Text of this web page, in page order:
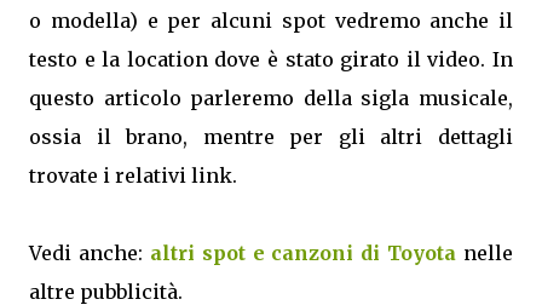
o modella) e per alcuni spot vedremo anche il
testo e la location dove è stato girato il video. In
questo articolo parleremo della sigla musicale,
ossia il brano, mentre per gli altri dettagli
trovate i relativi link.
Vedi anche: altri spot e canzoni di Toyota nelle
altre pubblicità.